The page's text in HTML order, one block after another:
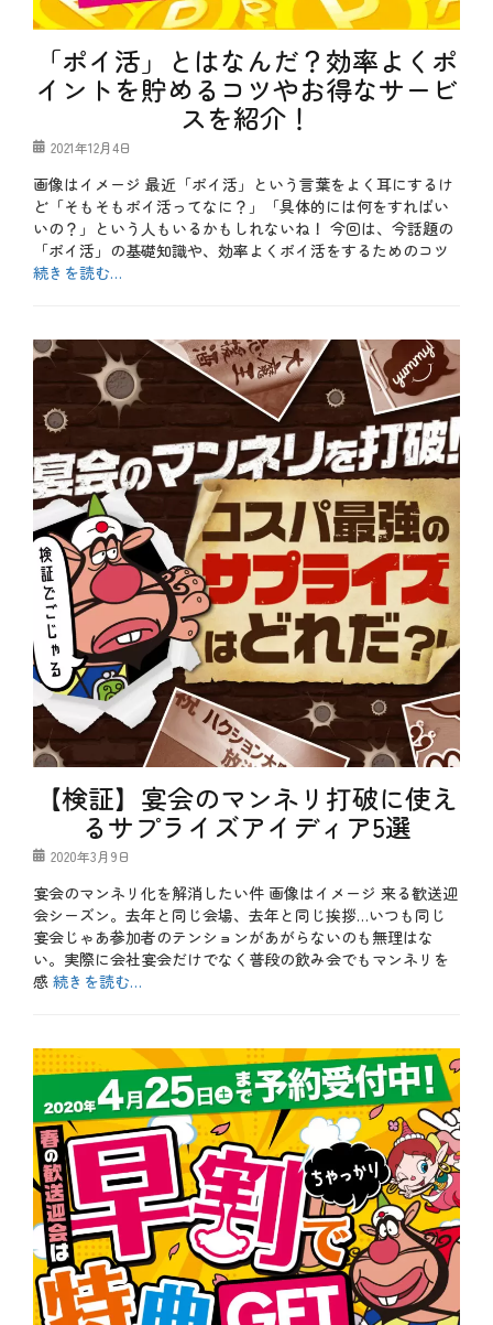
「ポイ活」とはなんだ？効率よくポ
イントを貯めるコツやお得なサービ
スを紹介！
投
日
2021年12月4日
画像はイメージ 最近「ポイ活」という言葉をよく耳にするけ
ど「そもそもポイ活ってなに？」「具体的には何をすればい
いの？」という人もいるかもしれないね！ 今回は、今話題の
「ポイ活」の基礎知識や、効率よくポイ活をするためのコツ
続きを読む…
ゴ
リ
l
o
お
、
キ
ャ
ン
ペ
ー
ン
、
テ
ク
ア
ウ
ク
ニ
冬
タ
グ
カ
ー
ド
、
ク
レ
、
ネ
ト
シ
ョ
ッ
ピ
ン
グ
、
ポ
イ
ン
ト
【検証】宴会のマンネリ打破に使え
るサプライズアイディア5選
投
日
2020年3月9日
宴会のマンネリ化を解消したい件 画像はイメージ 来る歓送迎
会シーズン。去年と同じ会場、去年と同じ挨拶…いつも同じ
宴会じゃあ参加者のテンションがあがらないのも無理はな
い。実際に会社宴会だけでなく普段の飲み会でもマンネリを
感 続きを読む…
ゴ
リ
l
o
、
お
も
し
ろ
、
お
得
、
や
っ
て